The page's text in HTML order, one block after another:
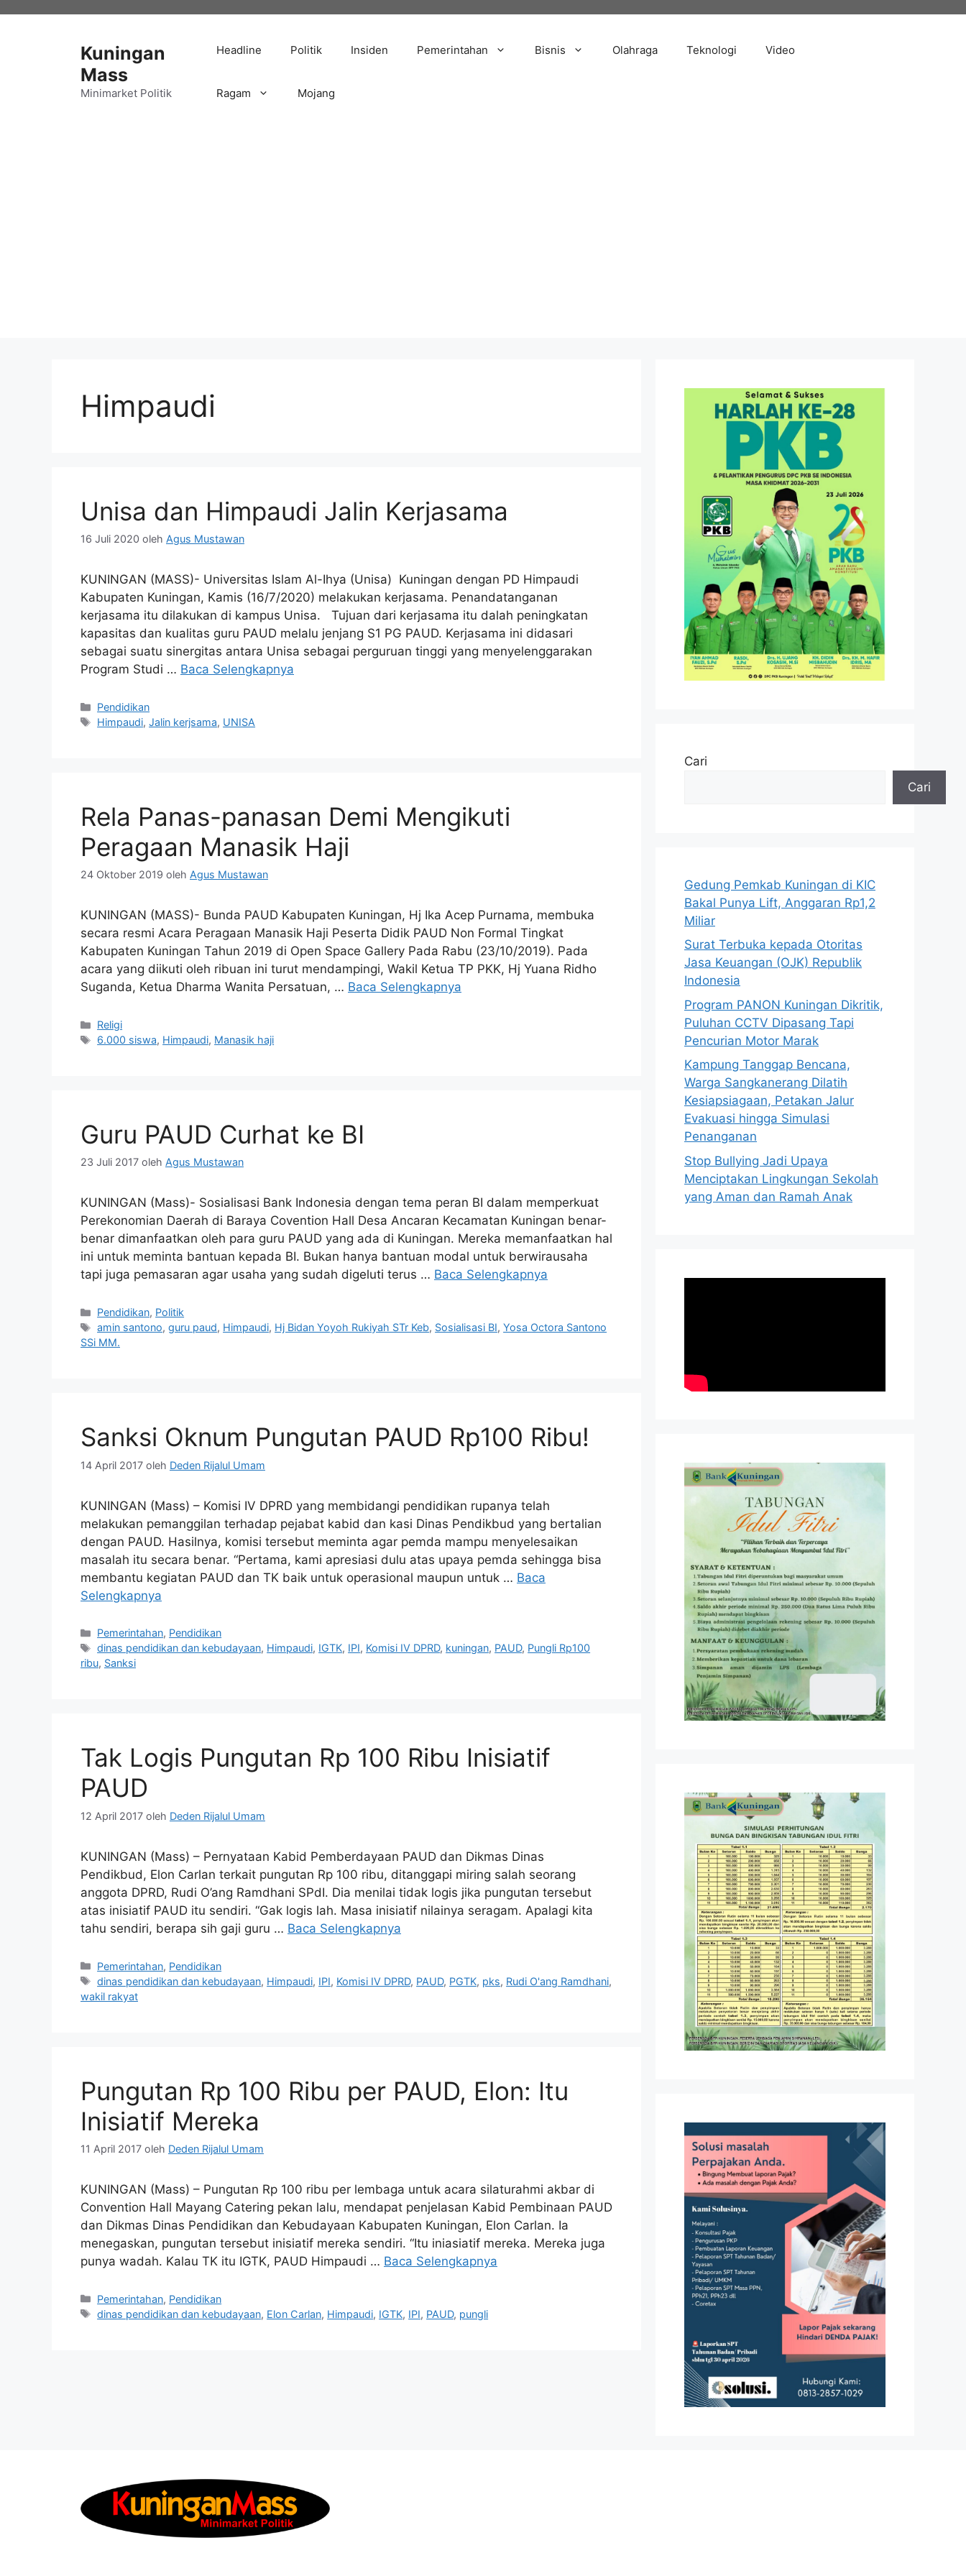
Kuningan
Mass
Minimarket Politik
Headline Politik Insiden Pemerintahan Bisnis Olahraga Teknologi Video
Ragam Mojang
Himpaudi
Unisa dan Himpaudi Jalin Kerjasama
16 Juli 2020 oleh Agus Mustawan
KUNINGAN (MASS)- Universitas Islam Al-Ihya (Unisa) Kuningan dengan PD Himpaudi
Kabupaten Kuningan, Kamis (16/7/2020) melakukan kerjasama. Penandatanganan
kerjasama itu dilakukan di kampus Unisa. Tujuan dari kerjasama itu dalah peningkatan
kapasitas dan kualitas guru PAUD melalu jenjang S1 PG PAUD. Kerjasama ini didasari
sebagai suatu sinergitas antara Unisa sebagai perguruan tinggi yang menyelenggarakan
Program Studi … Baca Selengkapnya
Kategori
Pendidikan
Tag
Himpaudi,Jalin kerjsama, UNISA
Rela Panas-panasan Demi Mengikuti
Peragaan Manasik Haji
24 Oktober 2019 oleh Agus Mustawan
KUNINGAN (MASS)- Bunda PAUD Kabupaten Kuningan, Hj Ika Acep Purnama, membuka
secara resmi Acara Peragaan Manasik Haji Peserta Didik PAUD Non Formal Tingkat
Kabupaten Kuningan Tahun 2019 di Open Space Gallery Pada Rabu (23/10/2019). Pada
acara yang diikuti oleh ribuan ini turut mendampingi, Wakil Ketua TP PKK, Hj Yuana Ridho
Suganda, Ketua Dharma Wanita Persatuan, … Baca Selengkapnya
Kategori
Religi
Tag
6.000 siswa, Himpaudi, Manasik haji
Guru PAUD Curhat ke BI
23 Juli 2017 oleh Agus Mustawan
KUNINGAN (Mass)- Sosialisasi Bank Indonesia dengan tema peran BI dalam memperkuat
Perekonomian Daerah di Baraya Covention Hall Desa Ancaran Kecamatan Kuningan benar-
benar dimanfaatkan oleh para guru PAUD yang ada di Kuningan. Mereka memanfaatkan hal
ini untuk meminta bantuan kepada BI. Bukan hanya bantuan modal untuk berwirausaha
tapi juga pemasaran agar usaha yang sudah digeluti terus … Baca Selengkapnya
Kategori
Pendidikan, Politik
Tag
amin santono,guru paud, Himpaudi, Hj Bidan Yoyoh Rukiyah STr Keb, Sosialisasi BI,Yosa Octora Santono
SSi MM.
Sanksi Oknum Pungutan PAUD Rp100 Ribu!
14 April 2017 oleh Deden Rijalul Umam
KUNINGAN (Mass) – Komisi IV DPRD yang membidangi pendidikan rupanya telah
melakukan pemanggilan terhadap pejabat kabid dan kasi Dinas Pendikbud yang bertalian
dengan PAUD. Hasilnya, komisi tersebut meminta agar pemda mampu menyelesaikan
masalah itu secara benar. “Pertama, kami apresiasi dulu atas upaya pemda sehingga bisa
membantu kegiatan PAUD dan TK baik untuk operasional maupun untuk … Baca
Selengkapnya
Kategori
Pemerintahan, Pendidikan
Tag
dinas pendidikan dan kebudayaan, Himpaudi, IGTK, IPI, Komisi IV DPRD, kuningan, PAUD, Pungli Rp100
ribu, Sanksi
Tak Logis Pungutan Rp 100 Ribu Inisiatif
PAUD
12 April 2017 oleh Deden Rijalul Umam
KUNINGAN (Mass) – Pernyataan Kabid Pemberdayaan PAUD dan Dikmas Dinas
Pendikbud, Elon Carlan terkait pungutan Rp 100 ribu, ditanggapi miring salah seorang
anggota DPRD, Rudi O’ang Ramdhani SPdI. Dia menilai tidak logis jika pungutan tersebut
atas inisiatif PAUD itu sendiri. “Gak logis lah. Masa inisiatif nilainya seragam. Apalagi kita
tahu sendiri, berapa sih gaji guru … Baca Selengkapnya
Kategori
Pemerintahan, Pendidikan
Tag
dinas pendidikan dan kebudayaan, Himpaudi, IPI, Komisi IV DPRD, PAUD, PGTK, pks, Rudi O'ang Ramdhani,
wakil rakyat
Pungutan Rp 100 Ribu per PAUD, Elon: Itu
Inisiatif Mereka
11 April 2017 oleh Deden Rijalul Umam
KUNINGAN (Mass) – Pungutan Rp 100 ribu per lembaga untuk acara silaturahmi akbar di
Convention Hall Mayang Catering pekan lalu, mendapat penjelasan Kabid Pembinaan PAUD
dan Dikmas Dinas Pendidikan dan Kebudayaan Kabupaten Kuningan, Elon Carlan. Ia
menegaskan, pungutan tersebut inisiatif mereka sendiri. “Itu iniasiatif mereka. Mereka juga
punya wadah. Kalau TK itu IGTK, PAUD Himpaudi … Baca Selengkapnya
Kategori
Pemerintahan, Pendidikan
Tag
dinas pendidikan dan kebudayaan, Elon Carlan, Himpaudi, IGTK, IPI, PAUD, pungli
Cari
Cari
Gedung Pemkab Kuningan di KIC
Bakal Punya Lift, Anggaran Rp1,2
Miliar
Surat Terbuka kepada Otoritas
Jasa Keuangan (OJK) Republik
Indonesia
Program PANON Kuningan Dikritik,
Puluhan CCTV Dipasang Tapi
Pencurian Motor Marak
Kampung Tanggap Bencana,
Warga Sangkanerang Dilatih
Kesiapsiagaan, Petakan Jalur
Evakuasi hingga Simulasi
Penanganan
Stop Bullying Jadi Upaya
Menciptakan Lingkungan Sekolah
yang Aman dan Ramah Anak